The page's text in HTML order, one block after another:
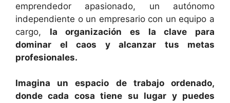
emprendedor apasionado, un autónomo
independiente o un empresario con un equipo a
cargo, la organización es la clave para
dominar el caos y alcanzar tus metas
profesionales.
Imagina un espacio de trabajo ordenado,
donde cada cosa tiene su lugar y puedes